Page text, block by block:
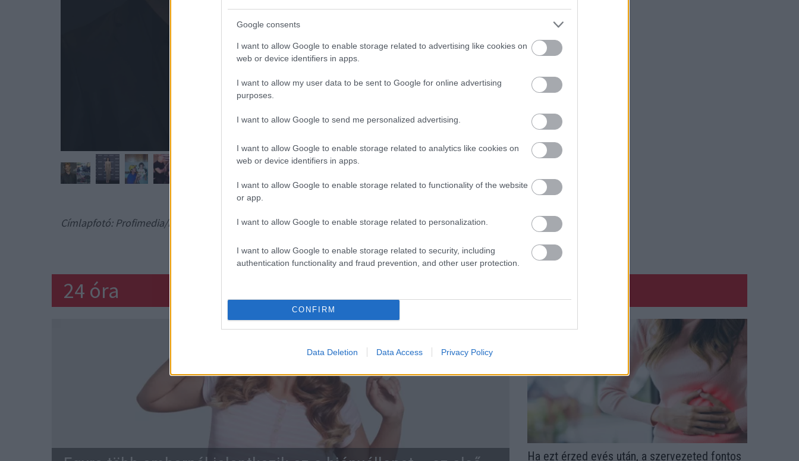
Google consents
I want to allow Google to enable storage related to advertising like cookies on
web or device identifiers in apps.
I want to allow my user data to be sent to Google for online advertising
purposes.
I want to allow Google to send me personalized advertising.
I want to allow Google to enable storage related to analytics like cookies on
web or device identifiers in apps.
I want to allow Google to enable storage related to functionality of the website
or app.
I want to allow Google to enable storage related to personalization.
I want to allow Google to enable storage related to security, including
authentication functionality and fraud prevention, and other user protection.
CONFIRM
Data Deletion Data Access Privacy Policy
az apjára
Címlapfotó: Profimedia/RedDot
24 óra
Ha ezt érzed evés után, a szervezeted fontos